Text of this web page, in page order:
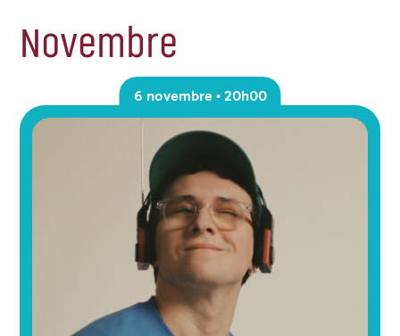
Novembre
6 novembre • 20h00